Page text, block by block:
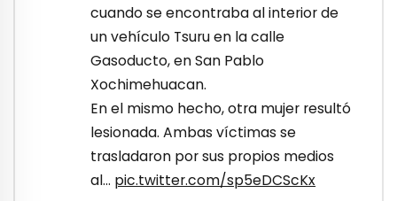
cuando se encontraba al interior de
un vehículo Tsuru en la calle
Gasoducto, en San Pablo
Xochimehuacan.
En el mismo hecho, otra mujer resultó
lesionada. Ambas víctimas se
trasladaron por sus propios medios
al… pic.twitter.com/sp5eDCScKx